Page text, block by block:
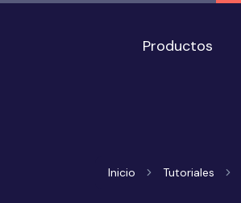
Productos
Inicio Tutoriales